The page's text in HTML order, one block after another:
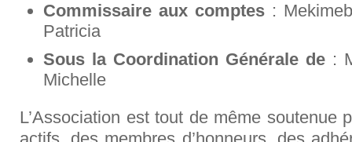
Commissaire aux comptes :
Patricia
Sous la Coordination Générale de :
Michelle
L’Association est tout de même soutenue